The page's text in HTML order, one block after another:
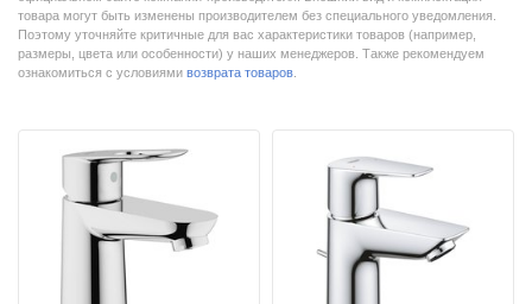
товара могут быть изменены производителем без специального уведомления.
Поэтому уточняйте критичные для вас характеристики товаров (например,
размеры, цвета или особенности) у наших менеджеров. Также рекомендуем
ознакомиться с условиями возврата товаров